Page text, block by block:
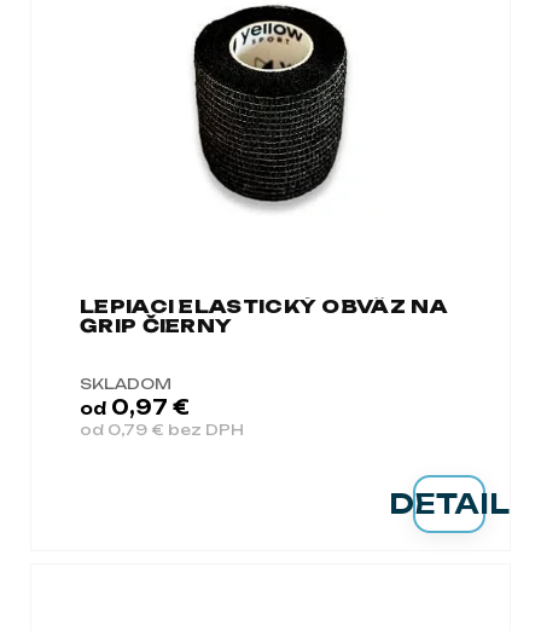
LEPIACI ELASTICKÝ OBVÄZ NA
GRIP ČIERNY
SKLADOM
od 0,79 € bez DPH
od 0,97 €
DETAIL